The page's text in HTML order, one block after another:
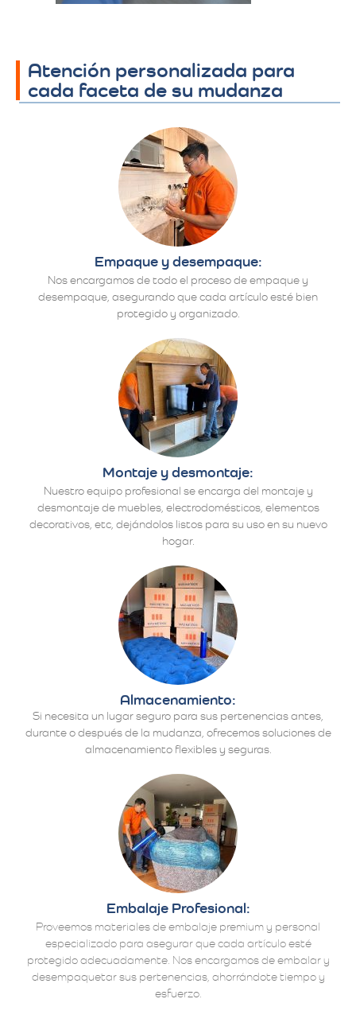
Atención personalizada para
cada faceta de su mudanza
Empaque y desempaque:
Nos encargamos de todo el proceso de empaque y
desempaque, asegurando que cada artículo esté bien
protegido y organizado.
Montaje y desmontaje:
Nuestro equipo profesional se encarga del montaje y
desmontaje de muebles, electrodomésticos, elementos
decorativos, etc, dejándolos listos para su uso en su nuevo
hogar.
Almacenamiento:
Si necesita un lugar seguro para sus pertenencias antes,
durante o después de la mudanza, ofrecemos soluciones de
almacenamiento flexibles y seguras.
Embalaje Profesional:
Proveemos materiales de embalaje premium y personal
especializado para asegurar que cada artículo esté
protegido adecuadamente. Nos encargamos de embalar y
desempaquetar sus pertenencias, ahorrándote tiempo y
esfuerzo.